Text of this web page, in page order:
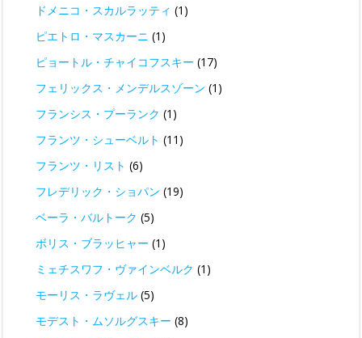
ドメニコ・スカルラッティ (1)
ピエトロ・マスカーニ (1)
ピョートル・チャイコフスキー (17)
フェリックス・メンデルスゾーン (1)
フランシス・プーランク (1)
フランツ・シューベルト (11)
フランツ・リスト (6)
フレデリック・ショパン (19)
ベーラ・バルトーク (5)
ボリス・ブラッヒャー (1)
ミェチスワフ・ヴァインベルク (1)
モーリス・ラヴェル (5)
モデスト・ムソルグスキー (8)